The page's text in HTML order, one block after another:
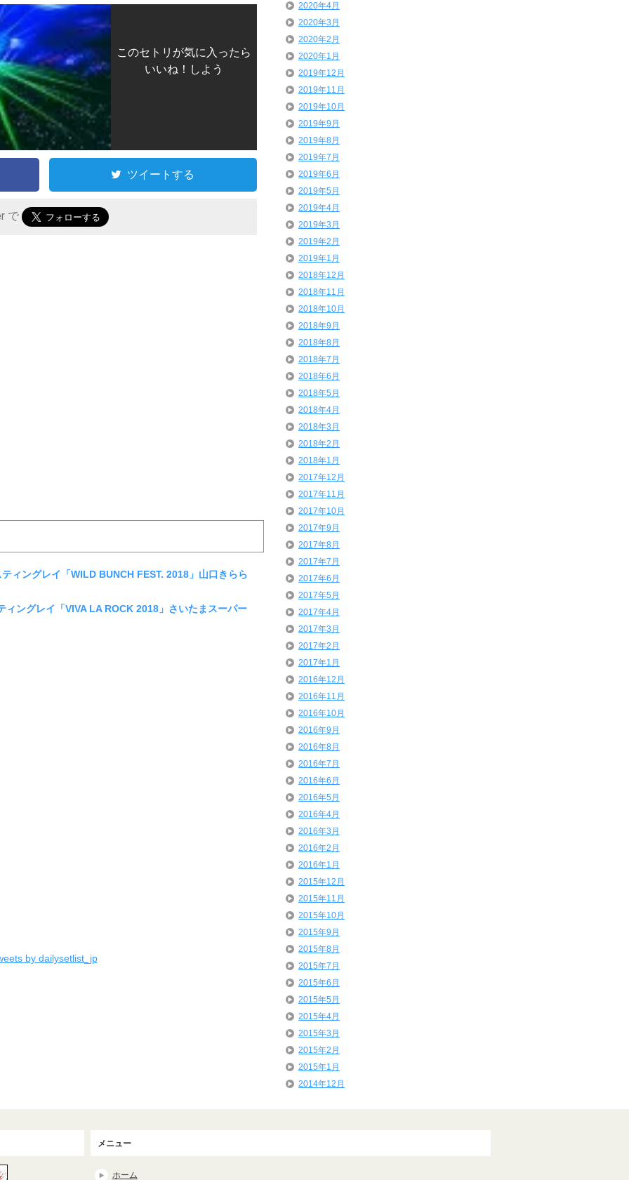
このセトリが気に入ったら
いいね！しよう
ツイートする
で
ィングレイ「WILD BUNCH FEST. 2018」山口きらら
ィングレイ「VIVA LA ROCK 2018」さいたまスーパー
by dailysetlist_jp
2020年4月
2020年3月
2020年2月
2020年1月
2019年12月
2019年11月
2019年10月
2019年9月
2019年8月
2019年7月
2019年6月
2019年5月
2019年4月
2019年3月
2019年2月
2019年1月
2018年12月
2018年11月
2018年10月
2018年9月
2018年8月
2018年7月
2018年6月
2018年5月
2018年4月
2018年3月
2018年2月
2018年1月
2017年12月
2017年11月
2017年10月
2017年9月
2017年8月
2017年7月
2017年6月
2017年5月
2017年4月
2017年3月
2017年2月
2017年1月
2016年12月
2016年11月
2016年10月
2016年9月
2016年8月
2016年7月
2016年6月
2016年5月
2016年4月
2016年3月
2016年2月
2016年1月
2015年12月
2015年11月
2015年10月
2015年9月
2015年8月
2015年7月
2015年6月
2015年5月
2015年4月
2015年3月
2015年2月
2015年1月
2014年12月
メニュー
ホーム